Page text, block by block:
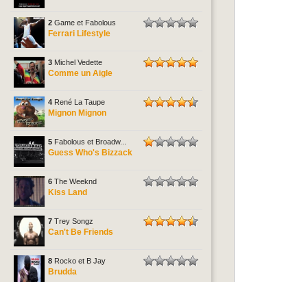
2 Game et Fabolous
Ferrari Lifestyle
3 Michel Vedette
Comme un Aigle
4 René La Taupe
Mignon Mignon
5 Fabolous et Broadw...
Guess Who's Bizzack
6 The Weeknd
Kiss Land
7 Trey Songz
Can't Be Friends
8 Rocko et B Jay
Brudda